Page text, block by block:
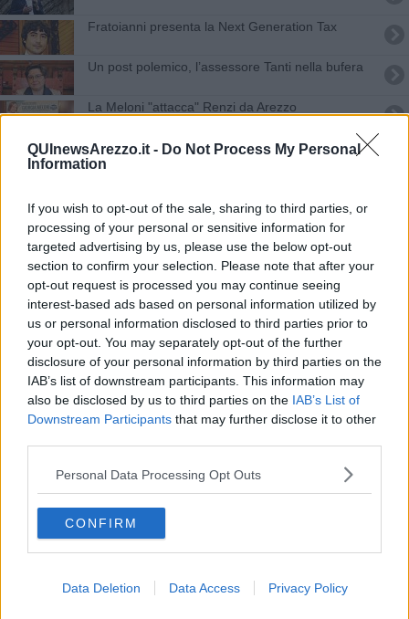
QUInewsArezzo.it - Do Not Process My Personal
Information
If you wish to opt-out of the sale, sharing to third parties, or
processing of your personal or sensitive information for
targeted advertising by us, please use the below opt-out
section to confirm your selection. Please note that after your
opt-out request is processed you may continue seeing
interest-based ads based on personal information utilized by
us or personal information disclosed to third parties prior to
your opt-out. You may separately opt-out of the further
disclosure of your personal information by third parties on the
IAB’s list of downstream participants. This information may
also be disclosed by us to third parties on the IAB’s List of
Downstream Participants that may further disclose it to other
Personal Data Processing Opt Outs
CONFIRM
Data Deletion Data Access Privacy Policy
Fratoianni presenta la Next Generation Tax
Un post polemico, l’assessore Tanti nella bufera
La Meloni "attacca" Renzi da Arezzo
Centrosinistra conferma: "Ralli candidato sindaco"
La provincia a Ceccardi e la regione a Giani
Regionali 2020 - Giani è il nuovo presidente della
Toscana
Morto in moto, fatale la passione per i motori
De Girolamo ad Arezzo per parlare di sicurezza
"Prima gli italiani, poi gli altri"
Ai tanti, troppi, silenzi.
​Domenica e lunedi al voto per Referendum,
Regione e nove Comuni. I facsimile delle
Castiglioni, Agnelli trascina la Ceccardi